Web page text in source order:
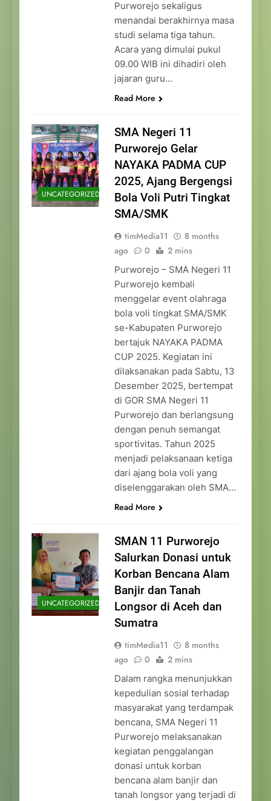
Purworejo sekaligus
menandai berakhirnya masa
studi selama tiga tahun.
Acara yang dimulai pukul
09.00 WIB ini dihadiri oleh
jajaran guru…
Read More
UNCATEGORIZED
SMA Negeri 11
Purworejo Gelar
NAYAKA PADMA CUP
2025, Ajang Bergengsi
Bola Voli Putri Tingkat
SMA/SMK
timMedia11
8 months
ago
0 2 mins
Purworejo – SMA Negeri 11
Purworejo kembali
menggelar event olahraga
bola voli tingkat SMA/SMK
se-Kabupaten Purworejo
bertajuk NAYAKA PADMA
CUP 2025. Kegiatan ini
dilaksanakan pada Sabtu, 13
Desember 2025, bertempat
di GOR SMA Negeri 11
Purworejo dan berlangsung
dengan penuh semangat
sportivitas. Tahun 2025
menjadi pelaksanaan ketiga
dari ajang bola voli yang
diselenggarakan oleh SMA…
Read More
UNCATEGORIZED
SMAN 11 Purworejo
Salurkan Donasi untuk
Korban Bencana Alam
Banjir dan Tanah
Longsor di Aceh dan
Sumatra
timMedia11
8 months
ago
0 2 mins
Dalam rangka menunjukkan
kepedulian sosial terhadap
masyarakat yang terdampak
bencana, SMA Negeri 11
Purworejo melaksanakan
kegiatan penggalangan
donasi untuk korban
bencana alam banjir dan
tanah longsor yang terjadi di